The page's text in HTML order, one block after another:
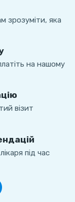
зрозуміти, яка
на нашому
візит
під час